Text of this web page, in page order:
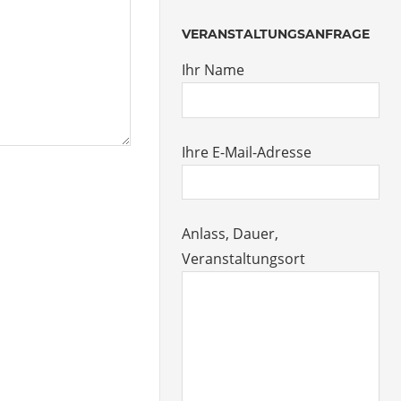
VERANSTALTUNGSANFRAGE
Ihr Name
Ihre E-Mail-Adresse
Anlass, Dauer,
Veranstaltungsort